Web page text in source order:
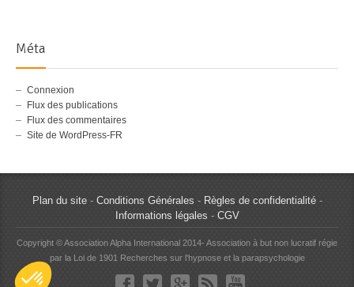
Méta
Connexion
Flux des publications
Flux des commentaires
Site de WordPress-FR
Plan du site- Conditions Générales - Règles de confidentialité-
Informations légales - CGV
Copyright © Association Alpha International 2014- Association à but non lucratif régie
par la Loi de 1901 Recherches sur l'hypnose et la parapsychologie